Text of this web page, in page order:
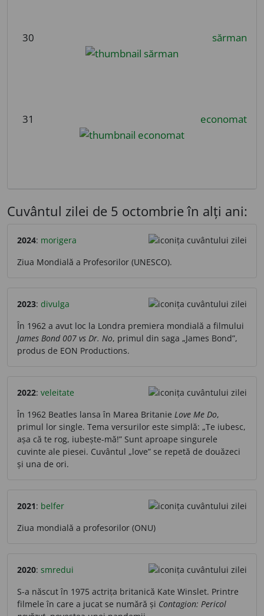
30 sărman
31 economat
Cuvântul zilei de 5 octombrie în alți ani:
2024: morigera
Ziua Mondială a Profesorilor (UNESCO).
2023: divulga
În 1962 a avut loc la Londra premiera mondială a filmului
James Bond 007 vs Dr. No, primul din saga „James Bond”,
produs de EON Productions.
2022: veleitate
În 1962 Beatles lansa în Marea Britanie Love Me Do,
primul lor single. Tema versurilor este simplă: „Te iubesc,
așa că te rog, iubește-mă!” Sunt aproape singurele
cuvinte ale piesei. Cuvântul „love” se repetă de douăzeci
și una de ori.
2021: belfer
Ziua mondială a profesorilor (ONU)
2020: smredui
S-a născut în 1975 actrița britanică Kate Winslet. Printre
filmele în care a jucat se numără și Contagion: Pericol